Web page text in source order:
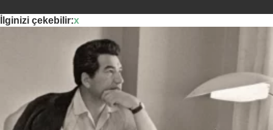
İlginizi çekebilir:x